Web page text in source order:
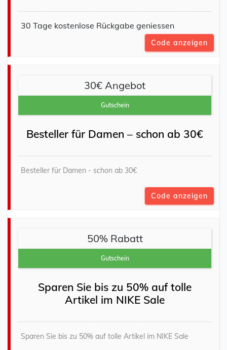
30 Tage kostenlose Rückgabe geniessen
Code anzeigen
30€ Angebot
Gutschein
Besteller für Damen – schon ab 30€
Besteller für Damen - schon ab 30€
Code anzeigen
50% Rabatt
Gutschein
Sparen Sie bis zu 50% auf tolle
Artikel im NIKE Sale
Sparen Sie bis zu 50% auf tolle Artikel im NIKE Sale